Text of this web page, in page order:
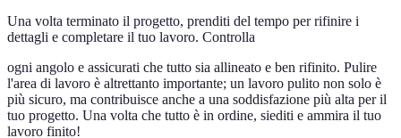
Una volta terminato il progetto, prenditi del tempo per rifinire i
dettagli e completare il tuo lavoro. Controlla
ogni angolo e assicurati che tutto sia allineato e ben rifinito. Pulire
l'area di lavoro è altrettanto importante; un lavoro pulito non solo è
più sicuro, ma contribuisce anche a una soddisfazione più alta per il
tuo progetto. Una volta che tutto è in ordine, siediti e ammira il tuo
lavoro finito!